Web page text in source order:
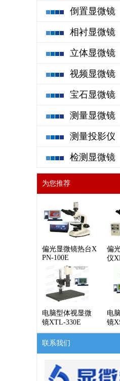
倒置显微镜
相衬显微镜
立体显微镜
视频显微镜
宝石显微镜
测量显微镜
测量投影仪
检测显微镜
为您推荐
偏光显微镜热台X
PN-100E
偏
仪
电脑型体视显微
镜XTL-330E
电
镜
联系我们